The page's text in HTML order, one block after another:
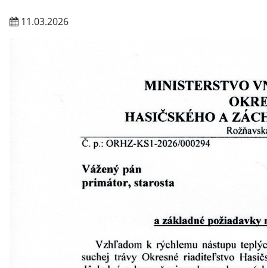
11.03.2026